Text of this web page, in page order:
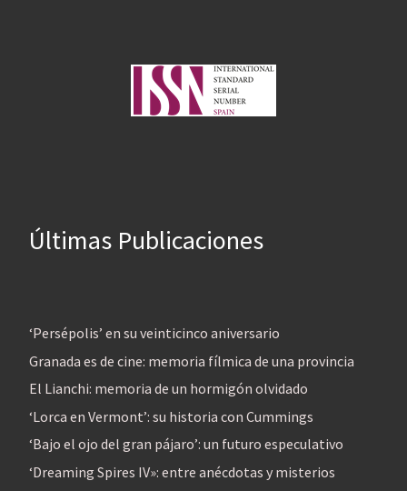
Últimas Publicaciones
‘Persépolis’ en su veinticinco aniversario
Granada es de cine: memoria fílmica de una provincia
El Lianchi: memoria de un hormigón olvidado
‘Lorca en Vermont’: su historia con Cummings
‘Bajo el ojo del gran pájaro’: un futuro especulativo
‘Dreaming Spires IV»: entre anécdotas y misterios